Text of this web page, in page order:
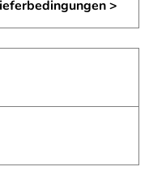
und lassen Sie sie
>